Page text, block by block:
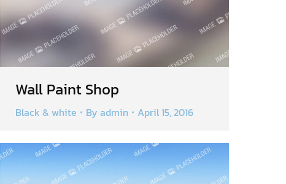
Wall Paint Shop
Black & white By admin April 15, 2016